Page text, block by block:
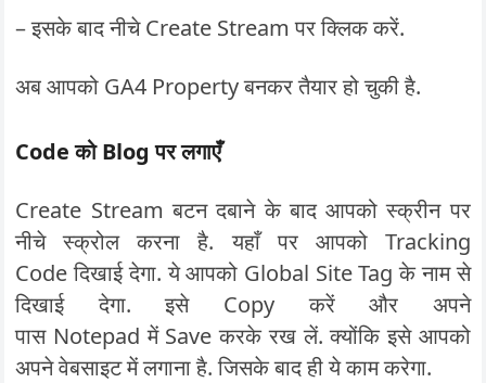
– इसके बाद नीचे Create Stream पर क्लिक करें.
अब आपको GA4 Property बनकर तैयार हो चुकी है.
CodeकोBlogपर लगाएँ
Create Stream बटन दबाने के बाद आपको स्क्रीन पर
नीचे स्क्रोल करना है. यहाँ पर आपको Tracking
Code दिखाई देगा. ये आपको Global Site Tag के नाम से
दिखाई देगा. इसे Copy करें और अपने
पास Notepad में Save करके रख लें. क्योंकि इसे आपको
अपने वेबसाइट में लगाना है. जिसके बाद ही ये काम करेगा.